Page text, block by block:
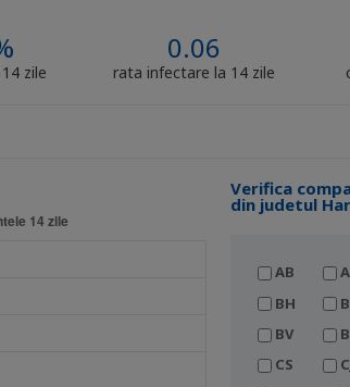
zile
0.06
rata infectare la 14 zile
Verifica
din judetul
AB
BH
BV
B
CS